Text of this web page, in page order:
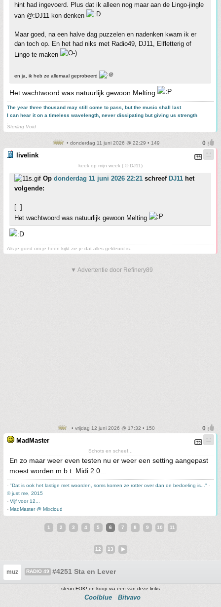
hint had ingevoerd. Plus dat ik alleen nog maar aan de Lingo-jingle
van @:DJ11 kon denken
Maar goed, na een halve dag puzzelen en nadenken kwam ik er
dan toch op. En het had niks met Radio49, DJ11, Elfletterig of
Lingo te maken
en ja, ik heb ze allemaal geprobeerd
Het wachtwoord was natuurlijk gewoon Melting
The year three thousand may still come to pass, but the music shall last
I can hear it on a timeless wavelength, never dissipating but giving us strength
Sterling Void
• donderdag 11 juni 2026 @ 22:29 • 149
livelink
keek op mijn week ( © DJ11)
Op donderdag 11 juni 2026 22:21 schreef DJ11 het
volgende:
[..]
Het wachtwoord was natuurlijk gewoon Melting
Als je goed om je heen kijkt zie je dat alles gekleurd is.
▼ Advertentie door Refinery89
• vrijdag 12 juni 2026 @ 17:32 • 150
MadMaster
Schots en scheef...
En zo maar weer even testen nu er weer een setting aangepast
moest worden m.b.t. Midi 2.0...
- "Dat is ook het lastige met woorden, soms komen ze rotter over dan de bedoeling is..." -
© just me, 2015
- Vijf voor 12...
- MadMaster @ Mixcloud
1 2 3 4 5 6 7 8 9 10 11
12 13
muz RADIO 49 #4251 Sta en Lever
steun FOK! en koop via een van deze links
Coolblue Bitvavo